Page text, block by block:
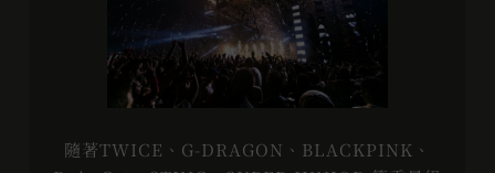
隨著TWICE、G-DRAGON、BLACKPINK、